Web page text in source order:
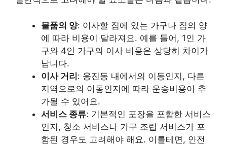
물품의 양: 이사할 집에 있는 가구나 짐의 양
에 따라 비용이 달라져요. 예를 들어, 1인 가
구와 4인 가구의 이사 비용은 상당히 차이가
납니다.
이사 거리: 웅진동 내에서의 이동인지, 다른
지역으로의 이동인지에 따라 운송비용이 추
가될 수 있어요.
서비스 종류: 기본적인 포장을 포함한 서비스
인지, 청소 서비스나 가구 조립 서비스가 포
함된 경우도 고려해야 해요. 이를테면, 안전